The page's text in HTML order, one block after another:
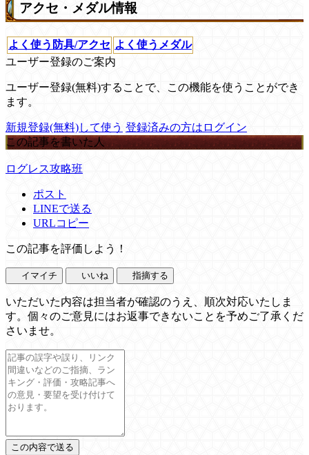
アクセ・メダル情報
よく使う防具/アクセ よく使うメダル
ユーザー登録のご案内
ユーザー登録(無料)することで、この機能を使うことができ
ます。
新規登録(無料)して使う 登録済みの方はログイン
この記事を書いた人
ログレス攻略班
ポスト
LINEで送る
URLコピー
この記事を評価しよう！
イマイチ いいね 指摘する
いただいた内容は担当者が確認のうえ、順次対応いたしま
す。個々のご意見にはお返事できないことを予めご了承くだ
さいませ。